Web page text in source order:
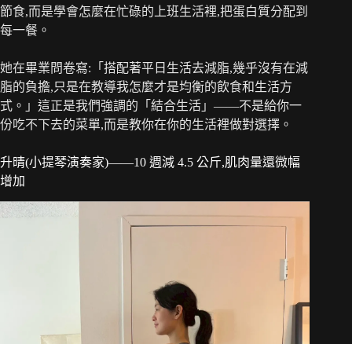
節食,而是學會怎麼在忙碌的上班生活裡,把蛋白質分配到
每一餐。
她在畢業問卷寫:「搭配著平日生活去減脂,幾乎沒有在減
脂的負擔,只是在教導我怎麼才是均衡的飲食和生活方
式。」這正是我們強調的「結合生活」——不是給你一
份吃不下去的菜單,而是教你在你的生活裡做對選擇。
升晴(小提琴演奏家)——10 週減 4.5 公斤,肌肉量還微幅
增加